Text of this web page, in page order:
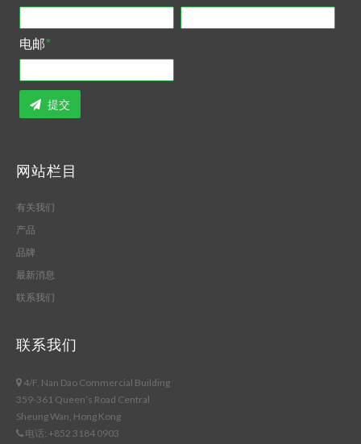
电邮*
提交
网站栏目
有关我们
产品
品牌
最新消息
联系我们
联系我们
4/F, Nan Dao Commercial Building
359-361 Queen’s Road Central
Sheung Wan, Hong Kong
电话: +852 3184 0903